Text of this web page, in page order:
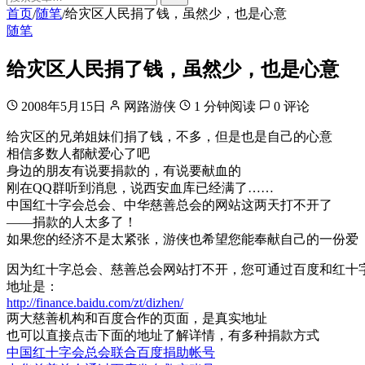
首页/随笔/给灾区人民捐了钱，虽然少，也是心意
随笔
给灾区人民捐了钱，虽然少，也是心意
2008年5月15日 网路游侠 1 分钟阅读 0 评论
给灾区的兄弟姐妹们捐了钱，不多，但是也是自己的心意
相信多数人都献爱心了吧
身边的朋友有说要捐款的，有说要献血的
刚在QQ群听到消息，说西安血库已经满了……
中国红十字会总会、中华慈善总会的网站这两天打不开了
——捐款的人太多了！
如果您的经济不是太紧张，游侠也希望您能奉献自己的一份爱
因为红十字总会、慈善总会网站打不开，您可通过百度和红十
地址是：
http://finance.baidu.com/zt/dizhen/
两大慈善机构和百度合作的页面，是真实地址
也可以直接点击下面的地址了解详情，有多种捐款方式
中国红十字会总会联合百度捐助帐号